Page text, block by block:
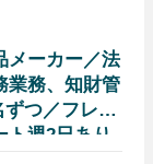
メーカー／法
業務、知財管
つ／フレッ
ト週2日あり